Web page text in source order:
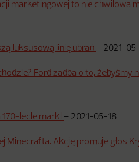
marketingowej to nie chwilowa
luksusową linię ubrań – 2021-
Ford zadba o to, żebyśmy
170-lecie marki – 2021-05-18
Minecrafta. Akcję promuje głos